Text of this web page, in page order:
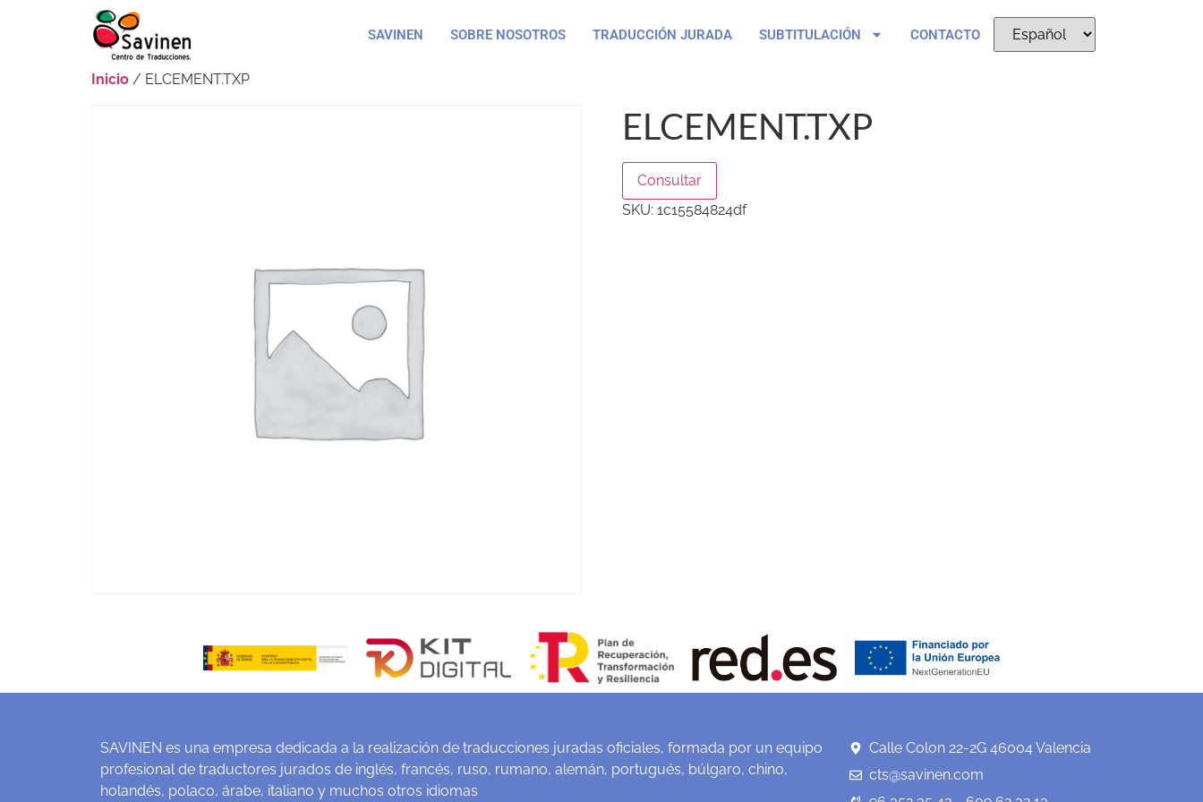
SAVINEN SOBRE NOSOTROS TRADUCCIÓN JURADA SUBTITULACIÓN CONTACTO
Inicio / ELCEMENT.TXP
ELCEMENT.TXP
Consultar
SKU: 1c15584824df
SAVINEN es una empresa dedicada a la realización de traducciones juradas oficiales, formada por un equipo
profesional de traductores jurados de inglés, francés, ruso, rumano, alemán, portugués, búlgaro, chino,
holandés, polaco, árabe, italiano y muchos otros idiomas
Calle Colon 22-2G 46004 Valencia
cts@savinen.com